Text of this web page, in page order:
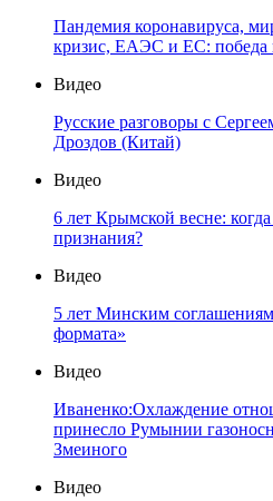
Пандемия коронавируса,
кризис, ЕАЭС и ЕС: победа
Видео
Русские разговоры с
Дроздов (Китай)
Видео
6 лет Крымской весне:
признания?
Видео
5 лет Минским
формата»
Видео
Иваненко:Охлаждение
принесло Румынии
Змеиного
Видео